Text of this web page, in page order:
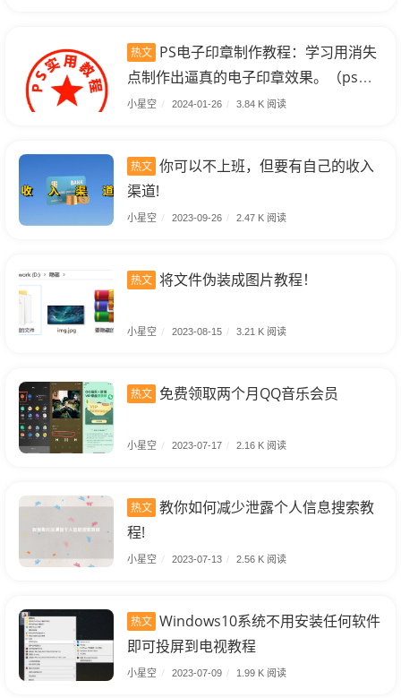
热文 PS电子印章制作教程：学习用消失
点制作出逼真的电子印章效果。（ps电
子印章的制作方法）
小星空 / 2024-01-26 / 3.84 K 阅读
热文 你可以不上班，但要有自己的收入
渠道!
小星空 / 2023-09-26 / 2.47 K 阅读
热文 将文件伪装成图片教程！
小星空 / 2023-08-15 / 3.21 K 阅读
热文 免费领取两个月QQ音乐会员
小星空 / 2023-07-17 / 2.16 K 阅读
热文 教你如何减少泄露个人信息搜索教
程!
小星空 / 2023-07-13 / 2.56 K 阅读
热文 Windows10系统不用安装任何软件
即可投屏到电视教程
小星空 / 2023-07-09 / 1.99 K 阅读